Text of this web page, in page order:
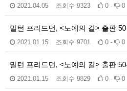
2021.04.05 조회수 9323 0 - 0
밀턴 프리드먼, <노예의 길> 출판
2021.01.15 조회수 9701 0 - 0
밀턴 프리드먼, <노예의 길> 출판
2021.01.15 조회수 9829 0 - 0